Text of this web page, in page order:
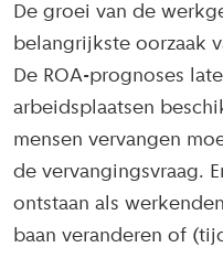
De groei van de
belangrijkste oorzaak
De ROA-prognoses
arbeidsplaatsen
mensen vervangen
de vervangingsvraag.
ontstaan als
baan veranderen of